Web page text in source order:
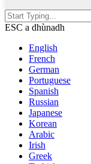
ESC a dhùnadh
English
French
German
Portuguese
Spanish
Russian
Japanese
Korean
Arabic
Irish
Greek